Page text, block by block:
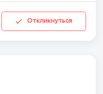
Откликнуться